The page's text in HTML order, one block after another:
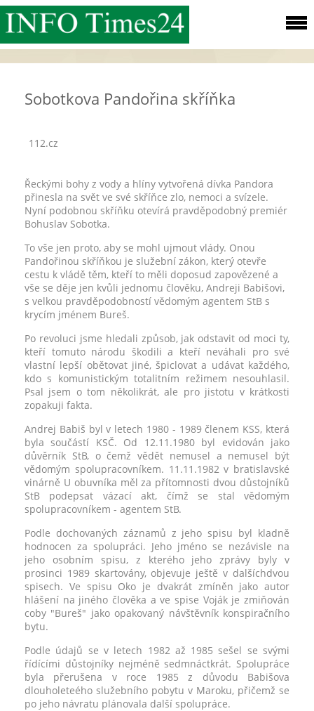
Sobotkova Pandořina skříňka
112.cz
Řeckými bohy z vody a hlíny vytvořená dívka Pandora
přinesla na svět ve své skříňce zlo, nemoci a svízele.
Nyní podobnou skříňku otevírá pravděpodobný premiér
Bohuslav Sobotka.
To vše jen proto, aby se mohl ujmout vlády. Onou
Pandořinou skříňkou je služební zákon, který otevře
cestu k vládě těm, kteří to měli doposud zapovězené a
vše se děje jen kvůli jednomu člověku, Andreji Babišovi,
s velkou pravděpodobností vědomým agentem StB s
krycím jménem Bureš.
Po revoluci jsme hledali způsob, jak odstavit od moci ty,
kteří tomuto národu škodili a kteří neváhali pro své
vlastní lepší obětovat jiné, špiclovat a udávat každého,
kdo s komunistickým totalitním režimem nesouhlasil.
Psal jsem o tom několikrát, ale pro jistotu v krátkosti
zopakuji fakta.
Andrej Babiš byl v letech 1980 - 1989 členem KSS, která
byla součástí KSČ. Od 12.11.1980 byl evidován jako
důvěrník StB, o čemž vědět nemusel a nemusel být
vědomým spolupracovníkem. 11.11.1982 v bratislavské
vinárně U obuvníka měl za přítomnosti dvou důstojníků
StB podepsat vázací akt, čímž se stal vědomým
spolupracovníkem - agentem StB.
Podle dochovaných záznamů z jeho spisu byl kladně
hodnocen za spolupráci. Jeho jméno se nezávisle na
jeho osobním spisu, z kterého jeho zprávy byly v
prosinci 1989 skartovány, objevuje ještě v dalšíchdvou
spisech. Ve spisu Oko je dvakrát zmíněn jako autor
hlášení na jiného člověka a ve spise Voják je zmiňován
coby "Bureš" jako opakovaný návštěvník konspiračního
bytu.
Podle údajů se v letech 1982 až 1985 sešel se svými
řídícími důstojníky nejméně sedmnáctkrát. Spolupráce
byla přerušena v roce 1985 z důvodu Babišova
dlouholeteého služebního pobytu v Maroku, přičemž se
po jeho návratu plánovala další spolupráce.